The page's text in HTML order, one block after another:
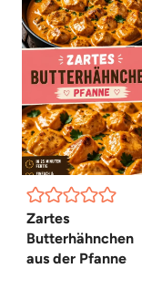
Zartes
Butterhähnchen
aus der Pfanne